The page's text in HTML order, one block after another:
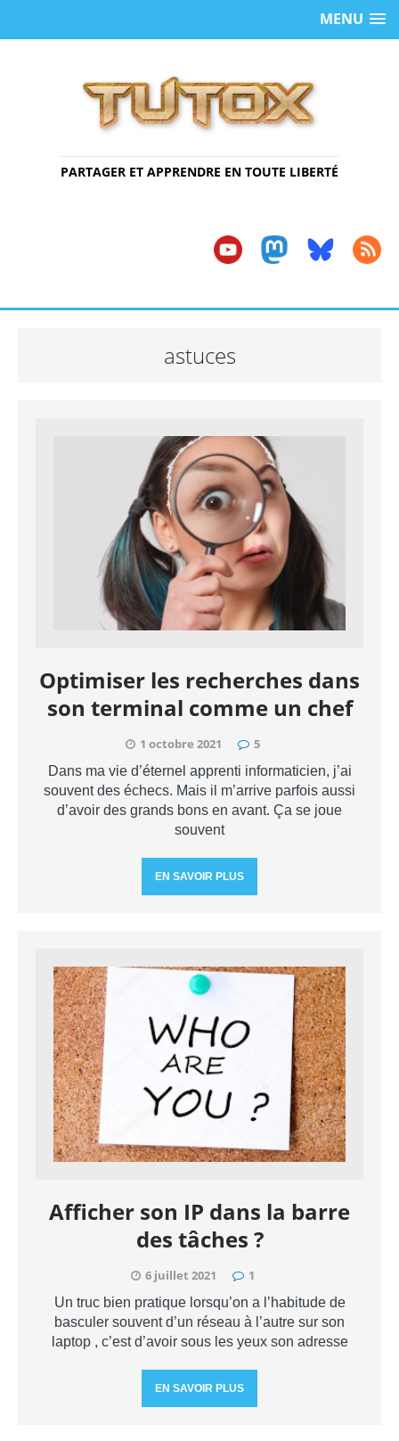
MENU
PARTAGER ET APPRENDRE EN TOUTE LIBERTÉ
astuces
Optimiser les recherches dans
son terminal comme un chef
1 octobre 2021 5
Dans ma vie d’éternel apprenti informaticien, j’ai
souvent des échecs. Mais il m’arrive parfois aussi
d’avoir des grands bons en avant. Ça se joue
souvent
EN SAVOIR PLUS
Afficher son IP dans la barre
des tâches ?
6 juillet 2021 1
Un truc bien pratique lorsqu’on a l’habitude de
basculer souvent d’un réseau à l’autre sur son
laptop , c’est d’avoir sous les yeux son adresse
EN SAVOIR PLUS